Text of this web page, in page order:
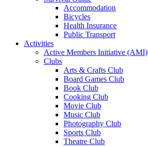
Accommodation
Bicycles
Health Insurance
Public Transport
Activities
Active Members Initiative (AMI)
Clubs
Arts & Crafts Club
Board Games Club
Book Club
Cooking Club
Movie Club
Music Club
Photography Club
Sports Club
Theatre Club